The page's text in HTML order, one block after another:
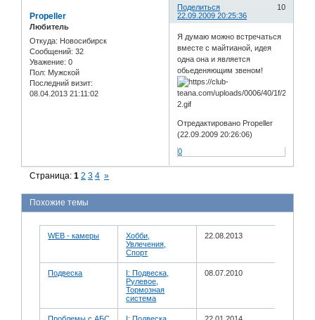
Поделиться
10
22.09.2009 20:25:36
Propeller
Любитель
Откуда: Новосибирск
Сообщений: 32
Уважение: 0
Пол: Мужской
Последний визит:
08.04.2013 21:11:02
Я думаю можно встречаться
вместе с майтианой, идея
одна она и является
обьеденяющим звеном!
Отредактировано Propeller
(22.09.2009 20:26:06)
0
Страница:1 2 3 4 »
Похожие темы
WEB - камеры
Хобби,
Увлечения,
Спорт
22.08.2013
Подвеска
I: Подвеска,
Рулевое,
Тормозная
система
08.07.2010